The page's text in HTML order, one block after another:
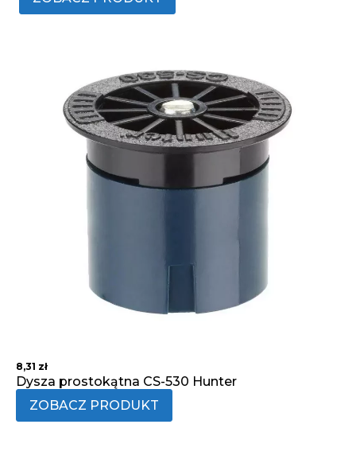
8,31 zł
Dysza prostokątna CS-530 Hunter
ZOBACZ PRODUKT